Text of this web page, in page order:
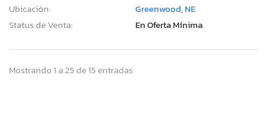
Ubicación:
Greenwood, NE
Status de Venta:
En Oferta Mínima
Mostrando 1 a 25 de 15 entradas